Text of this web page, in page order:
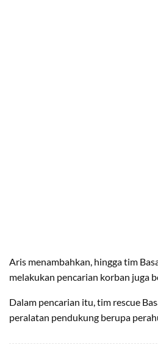
Aris menambahkan, hingga tim
melakukan pencarian korban juga
Dalam pencarian itu, tim rescue
peralatan pendukung berupa